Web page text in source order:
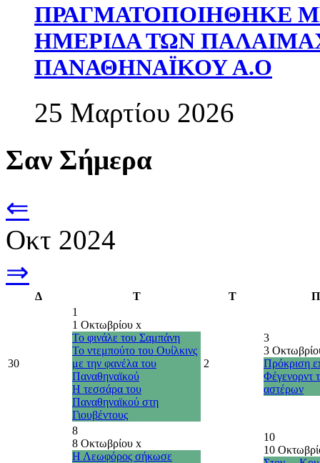
ΠΡΑΓΜΑΤΟΠΟΙΗΘΗΚΕ
ΗΜΕΡΙΔΑ ΤΩΝ
ΠΑΝΑΘΗΝΑΪΚΟΥ Α.Ο
25 Μαρτίου 2026
Σαν Σήμερα
⇐
Οκτ 2024
⇒
Δ Τ Τ Π
30
1
1 Οκτωβρίου x
Το φινάλε του Σαμπάνη
Το ντεμπούτο του Ουίλκινς
με την φανέλα του
Παναθηναϊκού
Η τεσσάρα του
Παναθηναϊκού στη
Γιουβέντους
2
3
3
Πρόκριση
Φέγενορντ
αστέρων
8
8 Οκτωβρίου x
Η Λεωφόρος σήκωσε
10
10